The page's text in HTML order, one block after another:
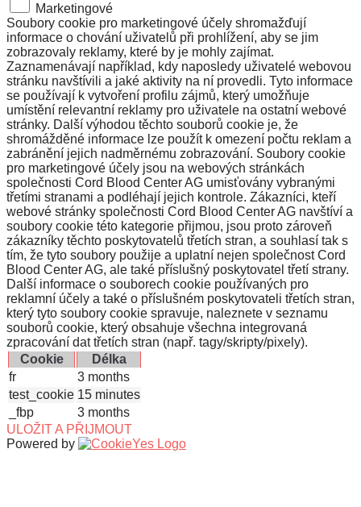
Marketingové
Soubory cookie pro marketingové účely shromažďují
informace o chování uživatelů při prohlížení, aby se jim
zobrazovaly reklamy, které by je mohly zajímat.
Zaznamenávají například, kdy naposledy uživatelé webovou
stránku navštívili a jaké aktivity na ní provedli. Tyto informace
se používají k vytvoření profilu zájmů, který umožňuje
umístění relevantní reklamy pro uživatele na ostatní webové
stránky. Další výhodou těchto souborů cookie je, že
shromážděné informace lze použít k omezení počtu reklam a
zabránění jejich nadměrnému zobrazování. Soubory cookie
pro marketingové účely jsou na webových stránkách
společnosti Cord Blood Center AG umisťovány vybranými
třetími stranami a podléhají jejich kontrole. Zákazníci, kteří
webové stránky společnosti Cord Blood Center AG navštíví a
soubory cookie této kategorie přijmou, jsou proto zároveň
zákazníky těchto poskytovatelů třetích stran, a souhlasí tak s
tím, že tyto soubory použije a uplatní nejen společnost Cord
Blood Center AG, ale také příslušný poskytovatel třetí strany.
Další informace o souborech cookie používaných pro
reklamní účely a také o příslušném poskytovateli třetích stran,
který tyto soubory cookie spravuje, naleznete v seznamu
souborů cookie, který obsahuje všechna integrovaná
zpracování dat třetích stran (např. tagy/skripty/pixely).
Cookie
Délka
fr
3 months
test_cookie 15 minutes
_fbp
3 months
ULOŽIT A PŘIJMOUT
Powered by